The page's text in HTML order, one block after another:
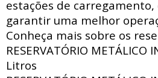
estações de
garantir uma melhor
Conheça mais sobre os
RESERVATÓRIO METÁLICO
Litros